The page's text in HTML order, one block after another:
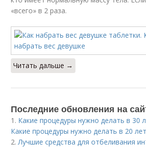
«всего» в 2 раза.
Читать дальше →
Последние обновления на
1. Какие процедуры нужно делать в 30
Какие процедуры нужно делать в 20
2.Лучшие средства для отбеливания